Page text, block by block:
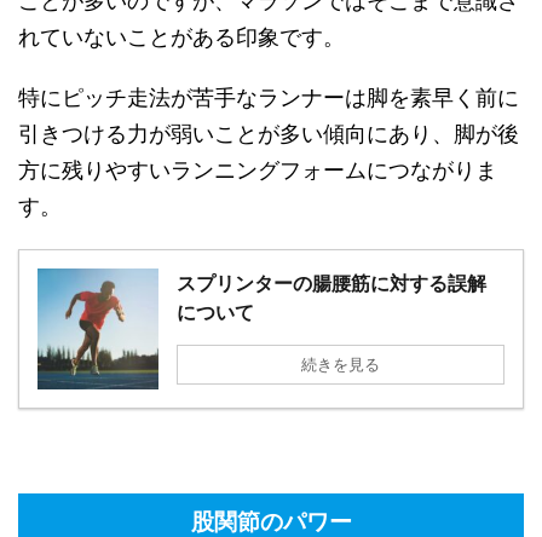
れていないことがある印象です。
特にピッチ走法が苦手なランナーは脚を素早く前に
引きつける力が弱いことが多い傾向にあり、脚が後
方に残りやすいランニングフォームにつながりま
す。
スプリンターの腸腰筋に対する誤解
について
続きを見る
股関節のパワー